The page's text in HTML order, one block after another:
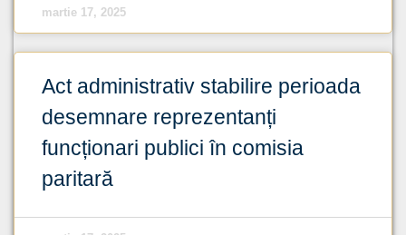
martie 17, 2025
Act administrativ stabilire perioada
desemnare reprezentanți
funcționari publici în comisia
paritară